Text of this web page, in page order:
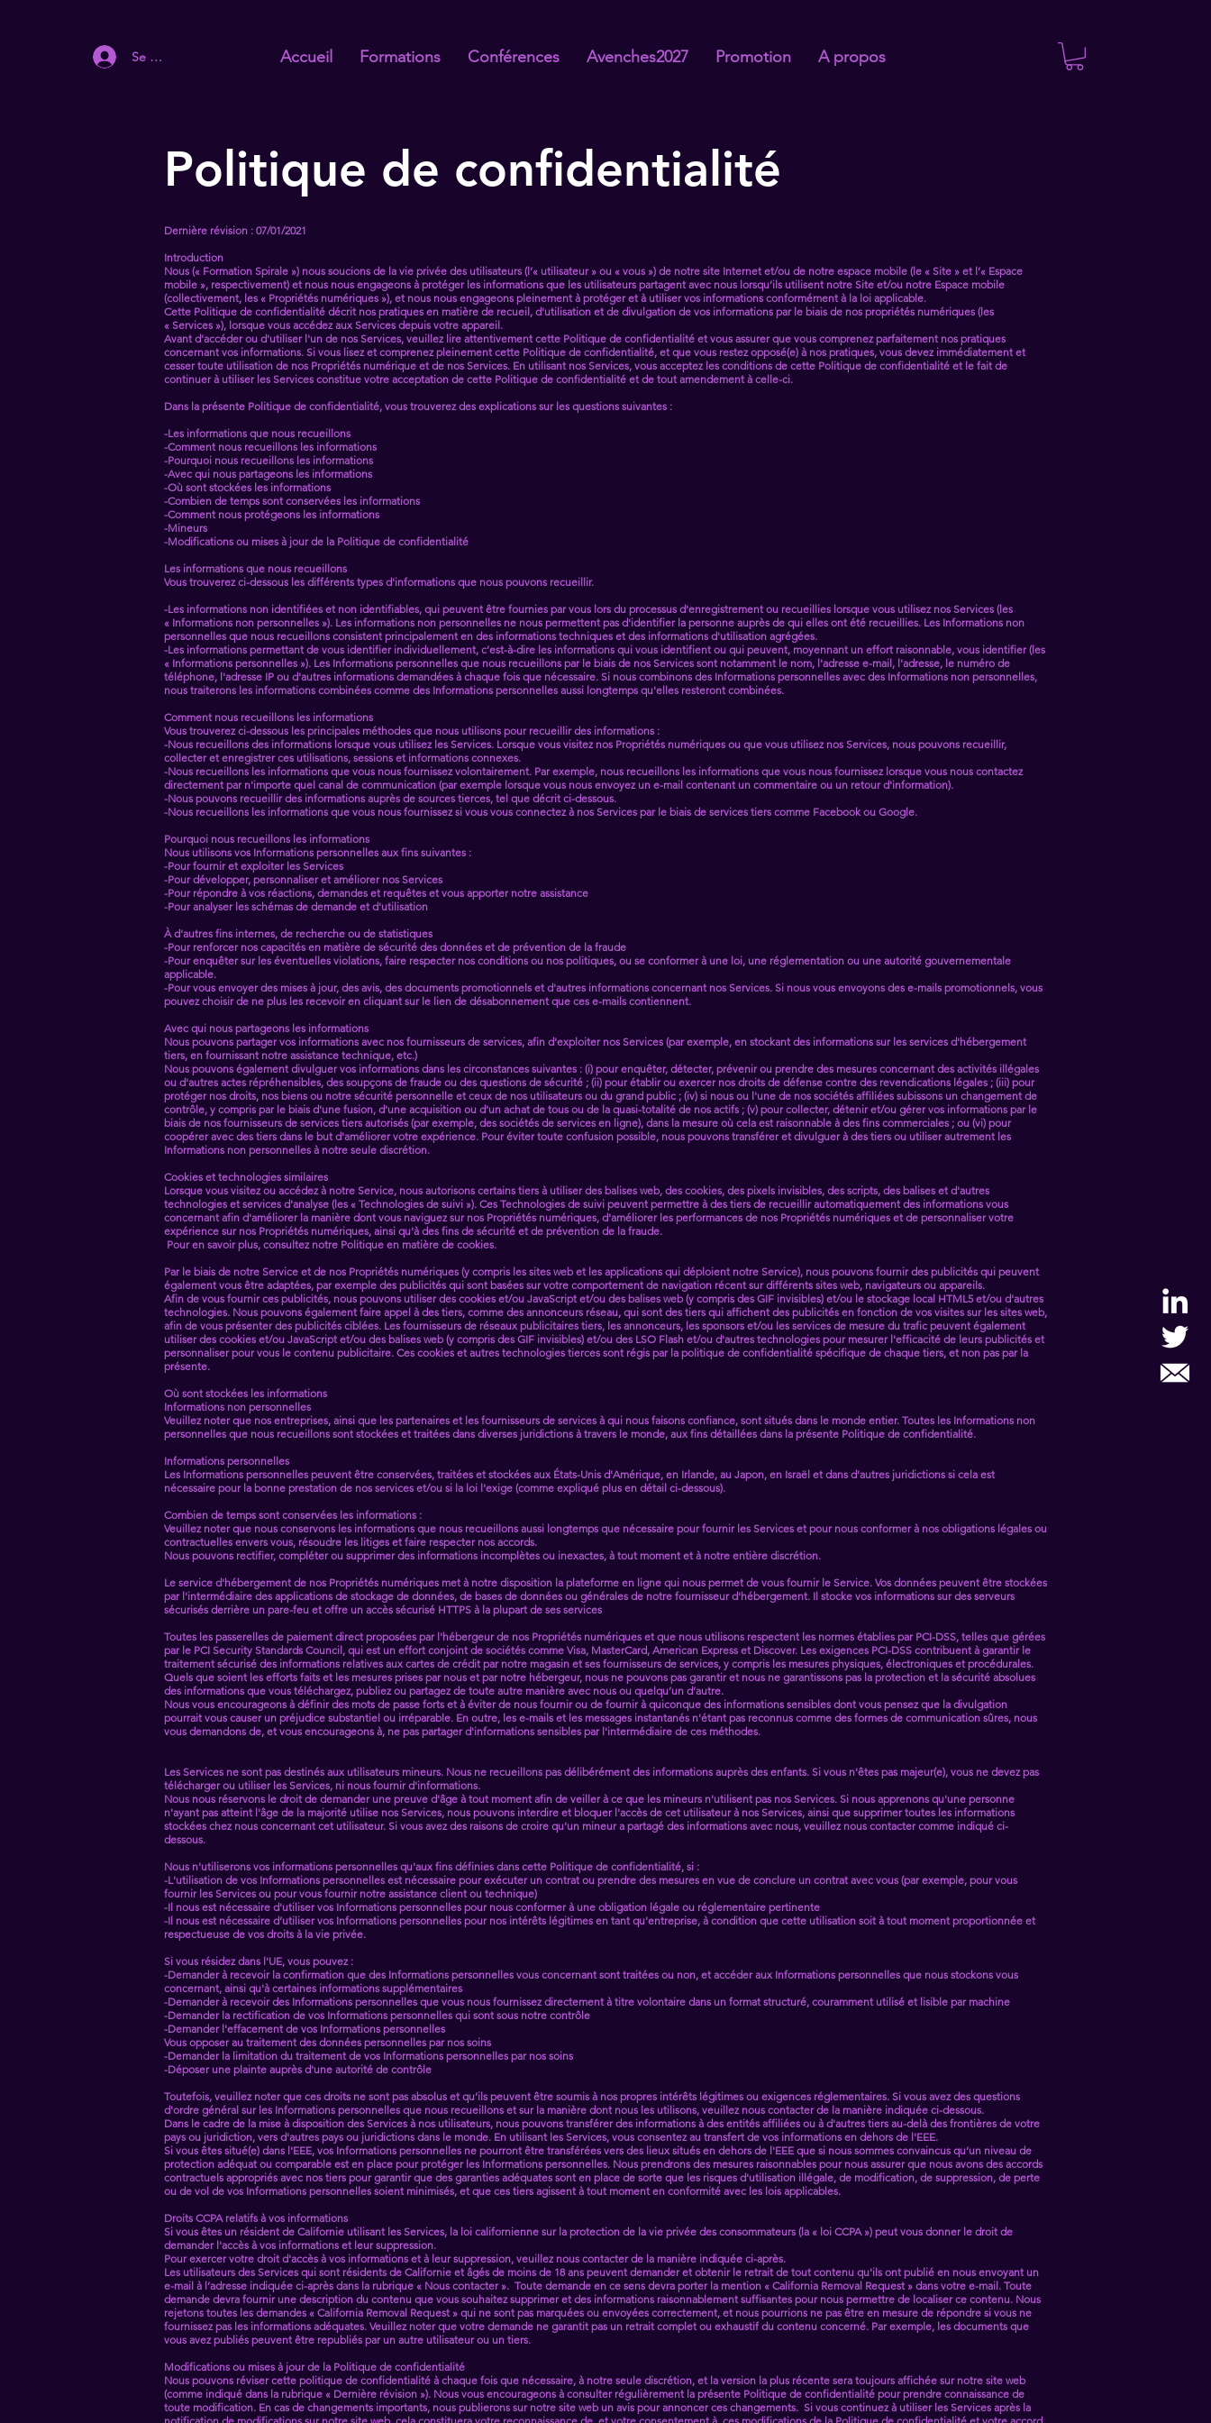
Se connecter Accueil Formations Conférences Avenches2027 Promotion A propos
Politique de confidentialité
Dernière révision : 07/01/2021
Introduction
Nous (« Formation Spirale ») nous soucions de la vie privée des utilisateurs (l’« utilisateur » ou « vous ») de notre site Internet et/ou de notre espace mobile (le « Site » et l’« Espace
mobile », respectivement) et nous nous engageons à protéger les informations que les utilisateurs partagent avec nous lorsqu’ils utilisent notre Site et/ou notre Espace mobile
(collectivement, les « Propriétés numériques »), et nous nous engageons pleinement à protéger et à utiliser vos informations conformément à la loi applicable.
Cette Politique de confidentialité décrit nos pratiques en matière de recueil, d'utilisation et de divulgation de vos informations par le biais de nos propriétés numériques (les
« Services »), lorsque vous accédez aux Services depuis votre appareil.
Avant d'accéder ou d'utiliser l'un de nos Services, veuillez lire attentivement cette Politique de confidentialité et vous assurer que vous comprenez parfaitement nos pratiques
concernant vos informations. Si vous lisez et comprenez pleinement cette Politique de confidentialité, et que vous restez opposé(e) à nos pratiques, vous devez immédiatement et
cesser toute utilisation de nos Propriétés numérique et de nos Services. En utilisant nos Services, vous acceptez les conditions de cette Politique de confidentialité et le fait de
continuer à utiliser les Services constitue votre acceptation de cette Politique de confidentialité et de tout amendement à celle-ci.
Dans la présente Politique de confidentialité, vous trouverez des explications sur les questions suivantes :
-Les informations que nous recueillons
-Comment nous recueillons les informations
-Pourquoi nous recueillons les informations
-Avec qui nous partageons les informations
-Où sont stockées les informations
-Combien de temps sont conservées les informations
-Comment nous protégeons les informations
-Mineurs
-Modifications ou mises à jour de la Politique de confidentialité
Les informations que nous recueillons
Vous trouverez ci-dessous les différents types d'informations que nous pouvons recueillir.
-Les informations non identifiées et non identifiables, qui peuvent être fournies par vous lors du processus d'enregistrement ou recueillies lorsque vous utilisez nos Services (les
« Informations non personnelles »). Les informations non personnelles ne nous permettent pas d'identifier la personne auprès de qui elles ont été recueillies. Les Informations non
personnelles que nous recueillons consistent principalement en des informations techniques et des informations d'utilisation agrégées.
-Les informations permettant de vous identifier individuellement, c’est-à-dire les informations qui vous identifient ou qui peuvent, moyennant un effort raisonnable, vous identifier (les
« Informations personnelles »). Les Informations personnelles que nous recueillons par le biais de nos Services sont notamment le nom, l'adresse e-mail, l'adresse, le numéro de
téléphone, l'adresse IP ou d'autres informations demandées à chaque fois que nécessaire. Si nous combinons des Informations personnelles avec des Informations non personnelles,
nous traiterons les informations combinées comme des Informations personnelles aussi longtemps qu'elles resteront combinées.
Comment nous recueillons les informations
Vous trouverez ci-dessous les principales méthodes que nous utilisons pour recueillir des informations :
-Nous recueillons des informations lorsque vous utilisez les Services. Lorsque vous visitez nos Propriétés numériques ou que vous utilisez nos Services, nous pouvons recueillir,
collecter et enregistrer ces utilisations, sessions et informations connexes.
-Nous recueillons les informations que vous nous fournissez volontairement. Par exemple, nous recueillons les informations que vous nous fournissez lorsque vous nous contactez
directement par n'importe quel canal de communication (par exemple lorsque vous nous envoyez un e-mail contenant un commentaire ou un retour d'information).
-Nous pouvons recueillir des informations auprès de sources tierces, tel que décrit ci-dessous.
-Nous recueillons les informations que vous nous fournissez si vous vous connectez à nos Services par le biais de services tiers comme Facebook ou Google.
Pourquoi nous recueillons les informations
Nous utilisons vos Informations personnelles aux fins suivantes :
-Pour fournir et exploiter les Services
-Pour développer, personnaliser et améliorer nos Services
-Pour répondre à vos réactions, demandes et requêtes et vous apporter notre assistance
-Pour analyser les schémas de demande et d'utilisation
À d'autres fins internes, de recherche ou de statistiques
-Pour renforcer nos capacités en matière de sécurité des données et de prévention de la fraude
-Pour enquêter sur les éventuelles violations, faire respecter nos conditions ou nos politiques, ou se conformer à une loi, une réglementation ou une autorité gouvernementale
applicable.
-Pour vous envoyer des mises à jour, des avis, des documents promotionnels et d'autres informations concernant nos Services. Si nous vous envoyons des e-mails promotionnels, vous
pouvez choisir de ne plus les recevoir en cliquant sur le lien de désabonnement que ces e-mails contiennent.
Avec qui nous partageons les informations
Nous pouvons partager vos informations avec nos fournisseurs de services, afin d'exploiter nos Services (par exemple, en stockant des informations sur les services d'hébergement
tiers, en fournissant notre assistance technique, etc.)
Nous pouvons également divulguer vos informations dans les circonstances suivantes : (i) pour enquêter, détecter, prévenir ou prendre des mesures concernant des activités illégales
ou d'autres actes répréhensibles, des soupçons de fraude ou des questions de sécurité ; (ii) pour établir ou exercer nos droits de défense contre des revendications légales ; (iii) pour
protéger nos droits, nos biens ou notre sécurité personnelle et ceux de nos utilisateurs ou du grand public ; (iv) si nous ou l'une de nos sociétés affiliées subissons un changement de
contrôle, y compris par le biais d'une fusion, d'une acquisition ou d'un achat de tous ou de la quasi-totalité de nos actifs ; (v) pour collecter, détenir et/ou gérer vos informations par le
biais de nos fournisseurs de services tiers autorisés (par exemple, des sociétés de services en ligne), dans la mesure où cela est raisonnable à des fins commerciales ; ou (vi) pour
coopérer avec des tiers dans le but d'améliorer votre expérience. Pour éviter toute confusion possible, nous pouvons transférer et divulguer à des tiers ou utiliser autrement les
Informations non personnelles à notre seule discrétion.
Cookies et technologies similaires
Lorsque vous visitez ou accédez à notre Service, nous autorisons certains tiers à utiliser des balises web, des cookies, des pixels invisibles, des scripts, des balises et d'autres
technologies et services d'analyse (les « Technologies de suivi »). Ces Technologies de suivi peuvent permettre à des tiers de recueillir automatiquement des informations vous
concernant afin d'améliorer la manière dont vous naviguez sur nos Propriétés numériques, d'améliorer les performances de nos Propriétés numériques et de personnaliser votre
expérience sur nos Propriétés numériques, ainsi qu'à des fins de sécurité et de prévention de la fraude.
Pour en savoir plus, consultez notre Politique en matière de cookies.
Par le biais de notre Service et de nos Propriétés numériques (y compris les sites web et les applications qui déploient notre Service), nous pouvons fournir des publicités qui peuvent
également vous être adaptées, par exemple des publicités qui sont basées sur votre comportement de navigation récent sur différents sites web, navigateurs ou appareils.
Afin de vous fournir ces publicités, nous pouvons utiliser des cookies et/ou JavaScript et/ou des balises web (y compris des GIF invisibles) et/ou le stockage local HTML5 et/ou d'autres
technologies. Nous pouvons également faire appel à des tiers, comme des annonceurs réseau, qui sont des tiers qui affichent des publicités en fonction de vos visites sur les sites web,
afin de vous présenter des publicités ciblées. Les fournisseurs de réseaux publicitaires tiers, les annonceurs, les sponsors et/ou les services de mesure du trafic peuvent également
utiliser des cookies et/ou JavaScript et/ou des balises web (y compris des GIF invisibles) et/ou des LSO Flash et/ou d'autres technologies pour mesurer l'efficacité de leurs publicités et
personnaliser pour vous le contenu publicitaire. Ces cookies et autres technologies tierces sont régis par la politique de confidentialité spécifique de chaque tiers, et non pas par la
présente.
Où sont stockées les informations
Informations non personnelles
Veuillez noter que nos entreprises, ainsi que les partenaires et les fournisseurs de services à qui nous faisons confiance, sont situés dans le monde entier. Toutes les Informations non
personnelles que nous recueillons sont stockées et traitées dans diverses juridictions à travers le monde, aux fins détaillées dans la présente Politique de confidentialité.
Informations personnelles
Les Informations personnelles peuvent être conservées, traitées et stockées aux États-Unis d'Amérique, en Irlande, au Japon, en Israël et dans d'autres juridictions si cela est
nécessaire pour la bonne prestation de nos services et/ou si la loi l'exige (comme expliqué plus en détail ci-dessous).
Combien de temps sont conservées les informations :
Veuillez noter que nous conservons les informations que nous recueillons aussi longtemps que nécessaire pour fournir les Services et pour nous conformer à nos obligations légales ou
contractuelles envers vous, résoudre les litiges et faire respecter nos accords.
Nous pouvons rectifier, compléter ou supprimer des informations incomplètes ou inexactes, à tout moment et à notre entière discrétion.
Le service d'hébergement de nos Propriétés numériques met à notre disposition la plateforme en ligne qui nous permet de vous fournir le Service. Vos données peuvent être stockées
par l'intermédiaire des applications de stockage de données, de bases de données ou générales de notre fournisseur d'hébergement. Il stocke vos informations sur des serveurs
sécurisés derrière un pare-feu et offre un accès sécurisé HTTPS à la plupart de ses services
Toutes les passerelles de paiement direct proposées par l'hébergeur de nos Propriétés numériques et que nous utilisons respectent les normes établies par PCI-DSS, telles que gérées
par le PCI Security Standards Council, qui est un effort conjoint de sociétés comme Visa, MasterCard, American Express et Discover. Les exigences PCI-DSS contribuent à garantir le
traitement sécurisé des informations relatives aux cartes de crédit par notre magasin et ses fournisseurs de services, y compris les mesures physiques, électroniques et procédurales.
Quels que soient les efforts faits et les mesures prises par nous et par notre hébergeur, nous ne pouvons pas garantir et nous ne garantissons pas la protection et la sécurité absolues
des informations que vous téléchargez, publiez ou partagez de toute autre manière avec nous ou quelqu’un d’autre.
Nous vous encourageons à définir des mots de passe forts et à éviter de nous fournir ou de fournir à quiconque des informations sensibles dont vous pensez que la divulgation
pourrait vous causer un préjudice substantiel ou irréparable. En outre, les e-mails et les messages instantanés n'étant pas reconnus comme des formes de communication sûres, nous
vous demandons de, et vous encourageons à, ne pas partager d'informations sensibles par l'intermédiaire de ces méthodes.
Les Services ne sont pas destinés aux utilisateurs mineurs. Nous ne recueillons pas délibérément des informations auprès des enfants. Si vous n'êtes pas majeur(e), vous ne devez pas
télécharger ou utiliser les Services, ni nous fournir d'informations.
Nous nous réservons le droit de demander une preuve d'âge à tout moment afin de veiller à ce que les mineurs n'utilisent pas nos Services. Si nous apprenons qu'une personne
n'ayant pas atteint l'âge de la majorité utilise nos Services, nous pouvons interdire et bloquer l'accès de cet utilisateur à nos Services, ainsi que supprimer toutes les informations
stockées chez nous concernant cet utilisateur. Si vous avez des raisons de croire qu'un mineur a partagé des informations avec nous, veuillez nous contacter comme indiqué ci-
dessous.
Nous n'utiliserons vos informations personnelles qu'aux fins définies dans cette Politique de confidentialité, si :
-L'utilisation de vos Informations personnelles est nécessaire pour exécuter un contrat ou prendre des mesures en vue de conclure un contrat avec vous (par exemple, pour vous
fournir les Services ou pour vous fournir notre assistance client ou technique)
-Il nous est nécessaire d'utiliser vos Informations personnelles pour nous conformer à une obligation légale ou réglementaire pertinente
-Il nous est nécessaire d’utiliser vos Informations personnelles pour nos intérêts légitimes en tant qu'entreprise, à condition que cette utilisation soit à tout moment proportionnée et
respectueuse de vos droits à la vie privée.
Si vous résidez dans l'UE, vous pouvez :
-Demander à recevoir la confirmation que des Informations personnelles vous concernant sont traitées ou non, et accéder aux Informations personnelles que nous stockons vous
concernant, ainsi qu'à certaines informations supplémentaires
-Demander à recevoir des Informations personnelles que vous nous fournissez directement à titre volontaire dans un format structuré, couramment utilisé et lisible par machine
-Demander la rectification de vos Informations personnelles qui sont sous notre contrôle
-Demander l'effacement de vos Informations personnelles
Vous opposer au traitement des données personnelles par nos soins
-Demander la limitation du traitement de vos Informations personnelles par nos soins
-Déposer une plainte auprès d'une autorité de contrôle
Toutefois, veuillez noter que ces droits ne sont pas absolus et qu’ils peuvent être soumis à nos propres intérêts légitimes ou exigences réglementaires. Si vous avez des questions
d'ordre général sur les Informations personnelles que nous recueillons et sur la manière dont nous les utilisons, veuillez nous contacter de la manière indiquée ci-dessous.
Dans le cadre de la mise à disposition des Services à nos utilisateurs, nous pouvons transférer des informations à des entités affiliées ou à d'autres tiers au-delà des frontières de votre
pays ou juridiction, vers d'autres pays ou juridictions dans le monde. En utilisant les Services, vous consentez au transfert de vos informations en dehors de l'EEE.
Si vous êtes situé(e) dans l'EEE, vos Informations personnelles ne pourront être transférées vers des lieux situés en dehors de l'EEE que si nous sommes convaincus qu’un niveau de
protection adéquat ou comparable est en place pour protéger les Informations personnelles. Nous prendrons des mesures raisonnables pour nous assurer que nous avons des accords
contractuels appropriés avec nos tiers pour garantir que des garanties adéquates sont en place de sorte que les risques d'utilisation illégale, de modification, de suppression, de perte
ou de vol de vos Informations personnelles soient minimisés, et que ces tiers agissent à tout moment en conformité avec les lois applicables.
Droits CCPA relatifs à vos informations
Si vous êtes un résident de Californie utilisant les Services, la loi californienne sur la protection de la vie privée des consommateurs (la « loi CCPA ») peut vous donner le droit de
demander l'accès à vos informations et leur suppression.
Pour exercer votre droit d'accès à vos informations et à leur suppression, veuillez nous contacter de la manière indiquée ci-après.
Les utilisateurs des Services qui sont résidents de Californie et âgés de moins de 18 ans peuvent demander et obtenir le retrait de tout contenu qu'ils ont publié en nous envoyant un
e-mail à l’adresse indiquée ci-après dans la rubrique « Nous contacter ». Toute demande en ce sens devra porter la mention « California Removal Request » dans votre e-mail. Toute
demande devra fournir une description du contenu que vous souhaitez supprimer et des informations raisonnablement suffisantes pour nous permettre de localiser ce contenu. Nous
rejetons toutes les demandes « California Removal Request » qui ne sont pas marquées ou envoyées correctement, et nous pourrions ne pas être en mesure de répondre si vous ne
fournissez pas les informations adéquates. Veuillez noter que votre demande ne garantit pas un retrait complet ou exhaustif du contenu concerné. Par exemple, les documents que
vous avez publiés peuvent être republiés par un autre utilisateur ou un tiers.
Modifications ou mises à jour de la Politique de confidentialité
Nous pouvons réviser cette politique de confidentialité à chaque fois que nécessaire, à notre seule discrétion, et la version la plus récente sera toujours affichée sur notre site web
(comme indiqué dans la rubrique « Dernière révision »). Nous vous encourageons à consulter régulièrement la présente Politique de confidentialité pour prendre connaissance de
toute modification. En cas de changements importants, nous publierons sur notre site web un avis pour annoncer ces changements. Si vous continuez à utiliser les Services après la